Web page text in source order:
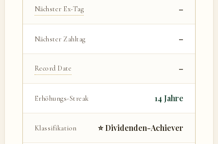
Nächster Ex-Tag –
Nächster Zahltag –
Record Date –
Erhöhungs-Streak 14 Jahre
Klassifikation ⭐ Dividenden-Achiever